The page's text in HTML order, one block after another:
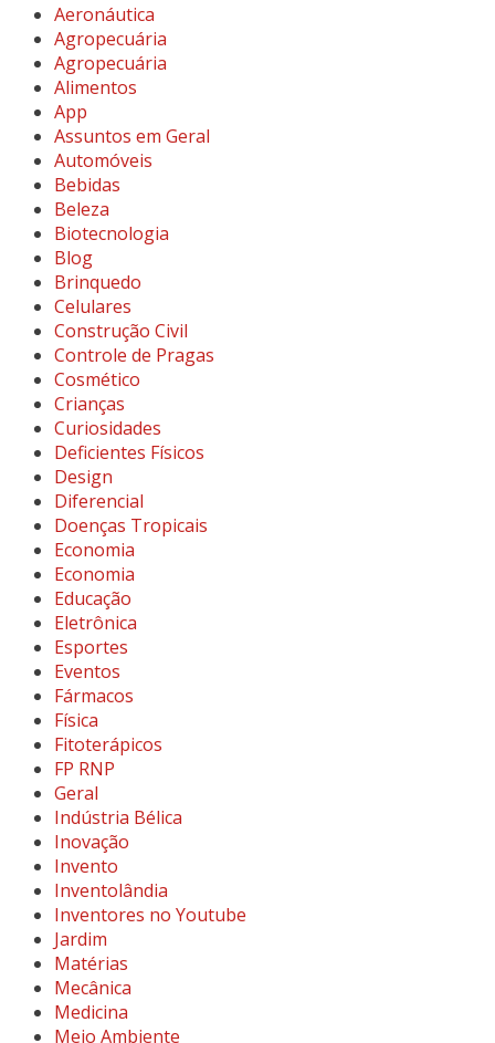
Aeronáutica
Agropecuária
Agropecuária
Alimentos
App
Assuntos em Geral
Automóveis
Bebidas
Beleza
Biotecnologia
Blog
Brinquedo
Celulares
Construção Civil
Controle de Pragas
Cosmético
Crianças
Curiosidades
Deficientes Físicos
Design
Diferencial
Doenças Tropicais
Economia
Economia
Educação
Eletrônica
Esportes
Eventos
Fármacos
Física
Fitoterápicos
FP RNP
Geral
Indústria Bélica
Inovação
Invento
Inventolândia
Inventores no Youtube
Jardim
Matérias
Mecânica
Medicina
Meio Ambiente